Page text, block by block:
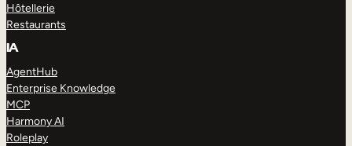
Hôtellerie
Restaurants
IA
AgentHub
Enterprise Knowledge
MCP
Harmony AI
Roleplay